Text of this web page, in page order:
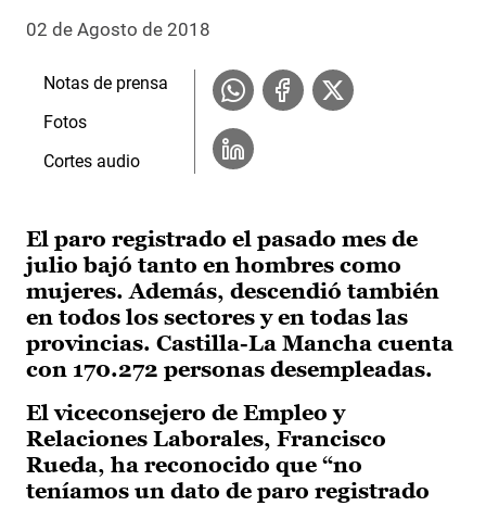
02 de Agosto de 2018
El paro registrado el pasado mes de
julio bajó tanto en hombres como
mujeres. Además, descendió también
en todos los sectores y en todas las
provincias. Castilla-La Mancha cuenta
con 170.272 personas desempleadas.
El viceconsejero de Empleo y
Relaciones Laborales, Francisco
Rueda, ha reconocido que “no
teníamos un dato de paro registrado
Notas de prensa
Fotos
Cortes audio